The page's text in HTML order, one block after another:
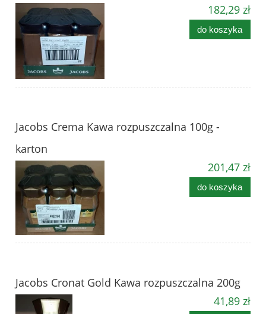
182,29 zł
do koszyka
Jacobs Crema Kawa rozpuszczalna 100g -
karton
201,47 zł
do koszyka
Jacobs Cronat Gold Kawa rozpuszczalna 200g
41,89 zł